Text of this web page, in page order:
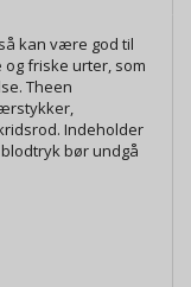
kan være god til
friske urter, som
Theen
Indeholder
bør undgå